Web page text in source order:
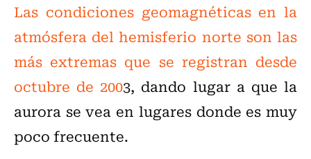
Las condiciones geomagnéticas en la
atmósfera del hemisferio norte son las
más extremas que se registran desde
octubre de 2003, dando lugar a que la
aurora se vea en lugares donde es muy
poco frecuente.